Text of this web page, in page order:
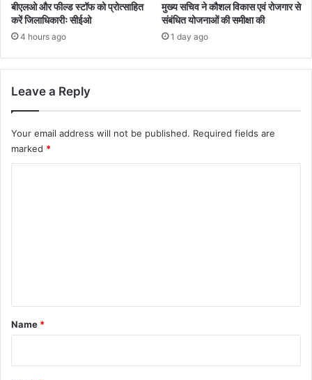
बीएलओ और फील्ड स्टॉफ को प्रोत्साहित
करें जिलाधिकारीः सीईओ
4 hours ago
मुख्य सचिव ने कौशल विकास एवं रोजगार से
संबंधित योजनाओं की समीक्षा की
1 day ago
Leave a Reply
Your email address will not be published. Required fields are
marked *
*
Name *